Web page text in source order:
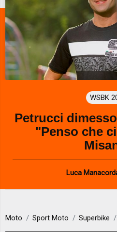
WSBK
Petrucci
"Penso che
Luca
Moto Sport Moto Superbike